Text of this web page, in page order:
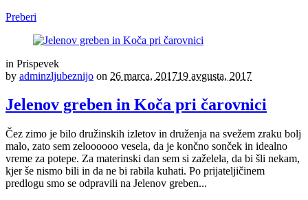
Preberi
in Prispevek
by adminzljubeznijo on 26 marca, 201719 avgusta, 2017
Jelenov greben in Koča pri čarovnici
Čez zimo je bilo družinskih izletov in druženja na svežem zraku bolj
malo, zato sem zeloooooo vesela, da je končno sonček in idealno
vreme za potepe. Za materinski dan sem si zaželela, da bi šli nekam,
kjer še nismo bili in da ne bi rabila kuhati. Po prijateljičinem
predlogu smo se odpravili na Jelenov greben...